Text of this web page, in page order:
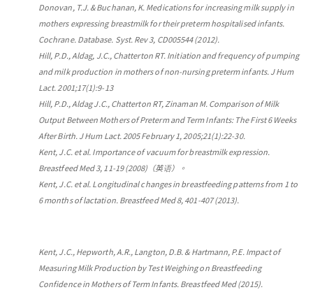
Donovan, T.J. & Buchanan, K. Medications for increasing milk supply in
mothers expressing breastmilk for their preterm hospitalised infants.
Cochrane. Database. Syst. Rev 3, CD005544 (2012).
Hill, P.D., Aldag, J.C., Chatterton RT. Initiation and frequency of pumping
and milk production in mothers of non-nursing preterm infants. J Hum
Lact. 2001;17(1):9-13
Hill, P.D., Aldag J.C., Chatterton RT, Zinaman M. Comparison of Milk
Output Between Mothers of Preterm and Term Infants: The First 6 Weeks
After Birth. J Hum Lact. 2005 February 1, 2005;21(1):22-30.
Kent, J.C. et al. Importance of vacuum for breastmilk expression.
Breastfeed Med 3, 11-19 (2008)（英语）。
Kent, J.C. et al. Longitudinal changes in breastfeeding patterns from 1 to
6 months of lactation. Breastfeed Med 8, 401-407 (2013).
Kent, J.C., Hepworth, A.R., Langton, D.B. & Hartmann, P.E. Impact of
Measuring Milk Production by Test Weighing on Breastfeeding
Confidence in Mothers of Term Infants. Breastfeed Med (2015).